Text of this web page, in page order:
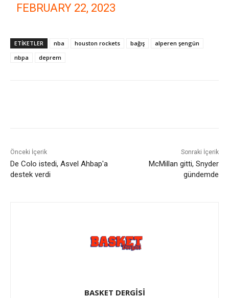
FEBRUARY 22, 2023
ETIKETLER nba houston rockets bağış
alperen şengün
nbpa
deprem
Önceki İçerik
De Colo istedi, Asvel Ahbap'a
destek verdi
Sonraki İçerik
McMillan gitti, Snyder
gündemde
BASKET DERGİSİ